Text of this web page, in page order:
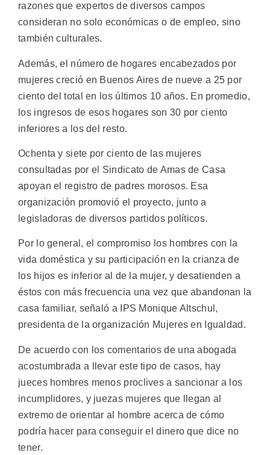
razones que expertos de diversos campos
consideran no solo económicas o de empleo, sino
también culturales.
Además, el número de hogares encabezados por
mujeres creció en Buenos Aires de nueve a 25 por
ciento del total en los últimos 10 años. En promedio,
los ingresos de esos hogares son 30 por ciento
inferiores a los del resto.
Ochenta y siete por ciento de las mujeres
consultadas por el Sindicato de Amas de Casa
apoyan el registro de padres morosos. Esa
organización promovió el proyecto, junto a
legisladoras de diversos partidos políticos.
Por lo general, el compromiso los hombres con la
vida doméstica y su participación en la crianza de
los hijos es inferior al de la mujer, y desatienden a
éstos con más frecuencia una vez que abandonan la
casa familiar, señaló a IPS Monique Altschul,
presidenta de la organización Mujeres en Igualdad.
De acuerdo con los comentarios de una abogada
acostumbrada a llevar este tipo de casos, hay
jueces hombres menos proclives a sancionar a los
incumplidores, y juezas mujeres que llegan al
extremo de orientar al hombre acerca de cómo
podría hacer para conseguir el dinero que dice no
tener.